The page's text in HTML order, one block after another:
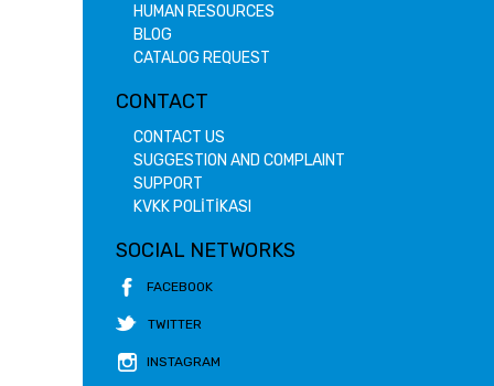
HUMAN RESOURCES
BLOG
CATALOG REQUEST
CONTACT
CONTACT US
SUGGESTION AND COMPLAINT
SUPPORT
KVKK POLİTİKASI
SOCIAL NETWORKS
FACEBOOK
TWITTER
INSTAGRAM